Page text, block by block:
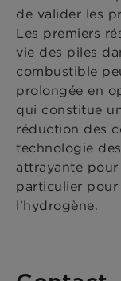
de valider les
Les premiers
vie des piles
combustible
prolongée en
qui constitue
réduction des
technologie
attrayante
particulier
l'hydrogène.